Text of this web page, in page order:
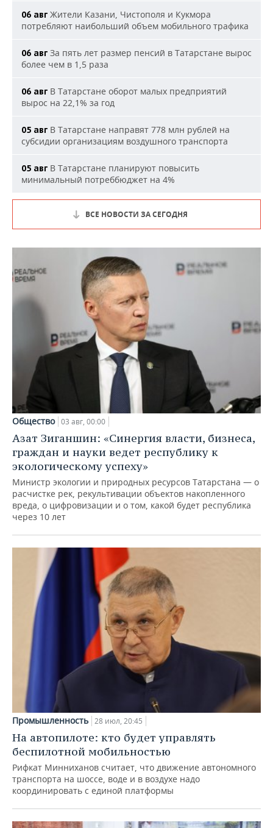
06 авг Жители Казани, Чистополя и Кукмора
потребляют наибольший объем мобильного трафика
06 авг За пять лет размер пенсий в Татарстане вырос
более чем в 1,5 раза
06 авг В Татарстане оборот малых предприятий
вырос на 22,1% за год
05 авг В Татарстане направят 778 млн рублей на
субсидии организациям воздушного транспорта
05 авг В Татарстане планируют повысить
минимальный потреббюджет на 4%
ВСЕ НОВОСТИ ЗА СЕГОДНЯ
Общество 03 авг, 00:00
Азат Зиганшин: «Синергия власти, бизнеса,
граждан и науки ведет республику к
экологическому успеху»
Министр экологии и природных ресурсов Татарстана — о
расчистке рек, рекультивации объектов накопленного
вреда, о цифровизации и о том, какой будет республика
через 10 лет
Промышленность 28 июл, 20:45
На автопилоте: кто будет управлять
беспилотной мобильностью
Рифкат Минниханов считает, что движение автономного
транспорта на шоссе, воде и в воздухе надо
координировать с единой платформы